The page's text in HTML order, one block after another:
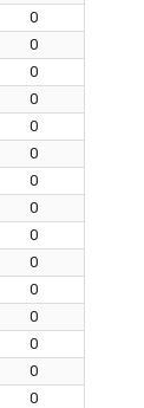
0
0
0
0
0
0
0
0
0
0
0
0
0
0
0